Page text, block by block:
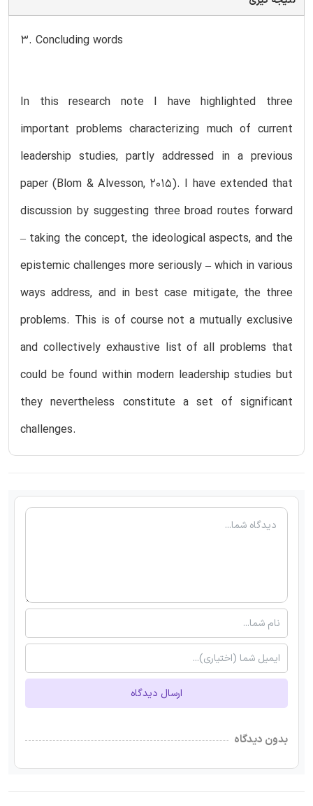
3. Concluding words
In this research note I have highlighted three
important problems characterizing much of current
leadership studies, partly addressed in a previous
paper (Blom & Alvesson, 2015). I have extended that
discussion by suggesting three broad routes forward
– taking the concept, the ideological aspects, and the
epistemic challenges more seriously – which in various
ways address, and in best case mitigate, the three
problems. This is of course not a mutually exclusive
and collectively exhaustive list of all problems that
could be found within modern leadership studies but
they nevertheless constitute a set of significant
challenges.
ارسال دیدگاه
بدون دیدگاه